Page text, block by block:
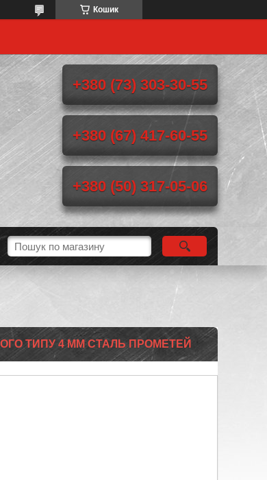
Кошик
+380 (73) 303-30-55
+380 (67) 417-60-55
+380 (50) 317-05-06
ТИПУ 4 ММ СТАЛЬ ПРОМЕТЕЙ